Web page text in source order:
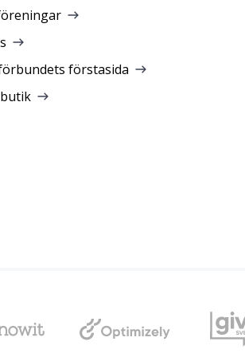
förstasida